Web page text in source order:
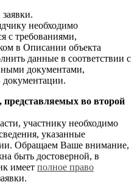
необходимо
с требованиями,
в Описании объекта
данные в соответствии с
документами,
документации.
представляемых во второй
участнику необходимо
указанные
Обращаем Ваше внимание,
быть достоверной, в
имеет полное право